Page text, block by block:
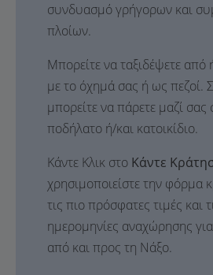
συνδυασμό γρήγορων και
πλοίων.
Μπορείτε να ταξιδέψετε
με το όχημά σας ή ως πεζοί.
μπορείτε να πάρετε μαζί σας
ποδήλατο ή/και κατοικίδιο.
Κάντε Κλικ στο Κάντε
χρησιμοποιείστε την φόρμα
τις πιο πρόσφατες τιμές και
ημερομηνίες αναχώρησης
από και προς τη Νάξο.